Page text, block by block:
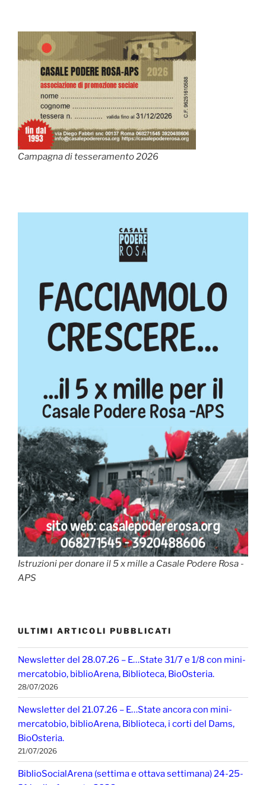
Campagna di tesseramento 2026
Istruzioni per donare il 5 x mille a Casale Podere Rosa -
APS
ULTIMI ARTICOLI PUBBLICATI
Newsletter del 28.07.26 – E…State 31/7 e 1/8 con mini-
mercatobio, biblioArena, Biblioteca, BioOsteria.
28/07/2026
Newsletter del 21.07.26 – E…State ancora con mini-
mercatobio, biblioArena, Biblioteca, i corti del Dams,
BioOsteria.
21/07/2026
BiblioSocialArena (settima e ottava settimana) 24-25-